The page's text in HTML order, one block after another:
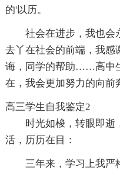
的'以历。
社会在进步，我也会
去丫在社会的前端，我感
诲，同学的帮助……高中
在，我会更加努力的向前
高三学生自我鉴定2
时光如梭，转眼即逝
活，历历在目：
三年来，学习上我严